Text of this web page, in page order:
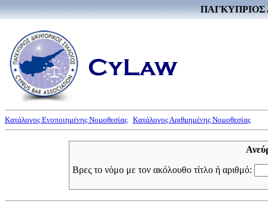
ΠΑΓΚΥΠΡΙΟΣ
Κατάλογος Ενοποιημένης Νομοθεσίας Κατάλογος Αριθμημένης Νομοθεσίας
Βρες το νόμο με τον ακόλουθο τίτλο ή αριθμό: